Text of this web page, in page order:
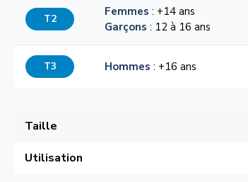
T2
Femmes : +14 ans
Garçons : 12 à 16 ans
T3 Hommes : +16 ans
Taille
Utilisation